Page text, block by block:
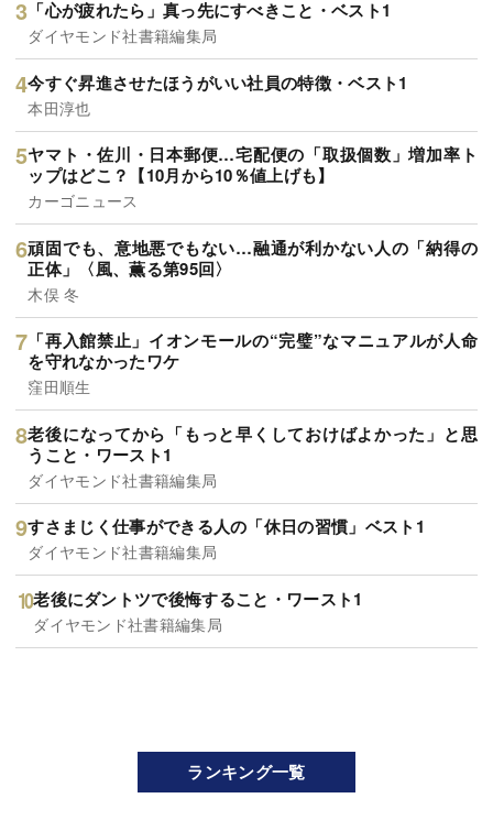
「心が疲れたら」真っ先にすべきこと・ベスト1
ダイヤモンド社書籍編集局
今すぐ昇進させたほうがいい社員の特徴・ベスト1
本田淳也
ヤマト・佐川・日本郵便…宅配便の「取扱個数」増加率ト
ップはどこ？【10月から10％値上げも】
カーゴニュース
頑固でも、意地悪でもない…融通が利かない人の「納得の
正体」〈風、薫る第95回〉
木俣 冬
「再入館禁止」イオンモールの“完璧”なマニュアルが人命
を守れなかったワケ
窪田順生
老後になってから「もっと早くしておけばよかった」と思
うこと・ワースト1
ダイヤモンド社書籍編集局
すさまじく仕事ができる人の「休日の習慣」ベスト1
ダイヤモンド社書籍編集局
老後にダントツで後悔すること・ワースト1
ダイヤモンド社書籍編集局
ランキング一覧